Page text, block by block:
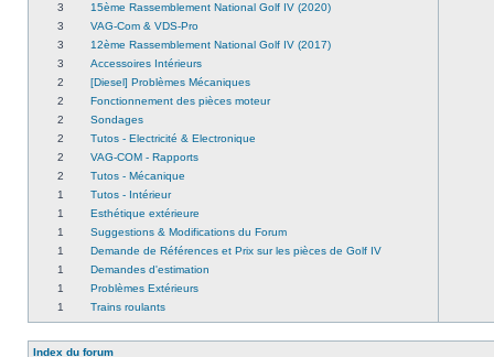
3
15ème Rassemblement National Golf IV (2020)
3
VAG-Com & VDS-Pro
3
12ème Rassemblement National Golf IV (2017)
3
Accessoires Intérieurs
2
[Diesel] Problèmes Mécaniques
2
Fonctionnement des pièces moteur
2
Sondages
2
Tutos - Electricité & Electronique
2
VAG-COM - Rapports
2
Tutos - Mécanique
1
Tutos - Intérieur
1
Esthétique extérieure
1
Suggestions & Modifications du Forum
1
Demande de Références et Prix sur les pièces de Golf IV
1
Demandes d'estimation
1
Problèmes Extérieurs
1
Trains roulants
Index du forum